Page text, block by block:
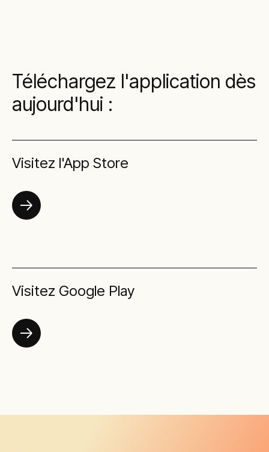
Téléchargez l'application dès
aujourd'hui :
Visitez l'App Store
Visitez Google Play